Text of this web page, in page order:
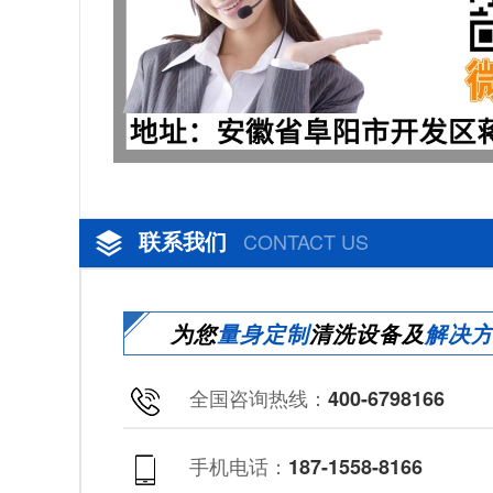
联系我们 CONTACT US
为您量身定制清洗设备及解决
全国咨询热线： 400-6798166
手机电话： 187-1558-8166